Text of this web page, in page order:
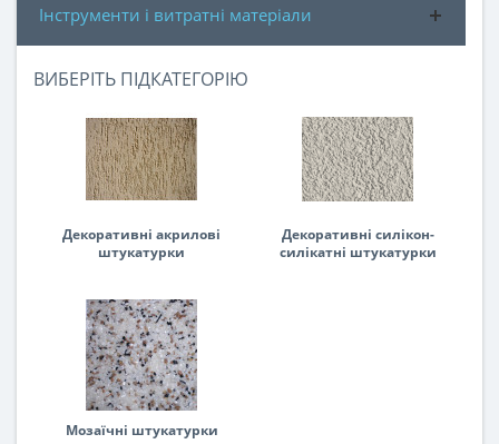
Інструменти і витратні матеріали
ВИБЕРІТЬ ПІДКАТЕГОРІЮ
Декоративні акрилові
штукатурки
Декоративні силікон-
силікатні штукатурки
Мозаїчні штукатурки